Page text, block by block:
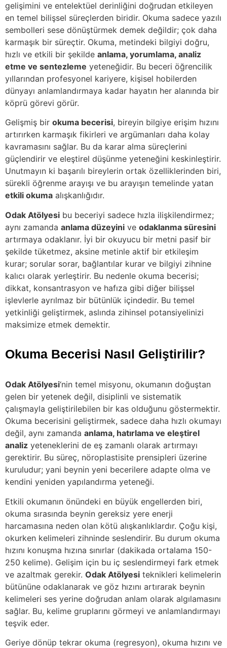
gelişimini ve entelektüel derinliğini doğrudan etkileyen
en temel bilişsel süreçlerden biridir. Okuma sadece yazılı
sembolleri sese dönüştürmek demek değildir; çok daha
karmaşık bir süreçtir. Okuma, metindeki bilgiyi doğru,
hızlı ve etkili bir şekilde anlama, yorumlama, analiz
etme ve sentezleme yeteneğidir. Bu beceri öğrencilik
yıllarından profesyonel kariyere, kişisel hobilerden
dünyayı anlamlandırmaya kadar hayatın her alanında bir
köprü görevi görür.
Gelişmiş bir okuma becerisi, bireyin bilgiye erişim hızını
artırırken karmaşık fikirleri ve argümanları daha kolay
kavramasını sağlar. Bu da karar alma süreçlerini
güçlendirir ve eleştirel düşünme yeteneğini keskinleştirir.
Unutmayın ki başarılı bireylerin ortak özelliklerinden biri,
sürekli öğrenme arayışı ve bu arayışın temelinde yatan
etkili okuma alışkanlığıdır.
Odak Atölyesi bu beceriyi sadece hızla ilişkilendirmez;
aynı zamanda anlama düzeyini ve odaklanma süresini
artırmaya odaklanır. İyi bir okuyucu bir metni pasif bir
şekilde tüketmez, aksine metinle aktif bir etkileşim
kurar; sorular sorar, bağlantılar kurar ve bilgiyi zihnine
kalıcı olarak yerleştirir. Bu nedenle okuma becerisi;
dikkat, konsantrasyon ve hafıza gibi diğer bilişsel
işlevlerle ayrılmaz bir bütünlük içindedir. Bu temel
yetkinliği geliştirmek, aslında zihinsel potansiyelinizi
maksimize etmek demektir.
Okuma Becerisi Nasıl Geliştirilir?
Odak Atölyesi‘nin temel misyonu, okumanın doğuştan
gelen bir yetenek değil, disiplinli ve sistematik
çalışmayla geliştirilebilen bir kas olduğunu göstermektir.
Okuma becerisini geliştirmek, sadece daha hızlı okumayı
değil, aynı zamanda anlama, hatırlama ve eleştirel
analiz yeteneklerini de eş zamanlı olarak artırmayı
gerektirir. Bu süreç, nöroplastisite prensipleri üzerine
kuruludur; yani beynin yeni becerilere adapte olma ve
kendini yeniden yapılandırma yeteneği.
Etkili okumanın önündeki en büyük engellerden biri,
okuma sırasında beynin gereksiz yere enerji
harcamasına neden olan kötü alışkanlıklardır. Çoğu kişi,
okurken kelimeleri zihninde seslendirir. Bu durum okuma
hızını konuşma hızına sınırlar (dakikada ortalama 150-
250 kelime). Gelişim için bu iç seslendirmeyi fark etmek
ve azaltmak gerekir. Odak Atölyesi teknikleri kelimelerin
bütününe odaklanarak ve göz hızını artırarak beynin
kelimeleri ses yerine doğrudan anlam olarak algılamasını
sağlar. Bu, kelime gruplarını görmeyi ve anlamlandırmayı
teşvik eder.
Geriye dönüp tekrar okuma (regresyon), okuma hızını ve